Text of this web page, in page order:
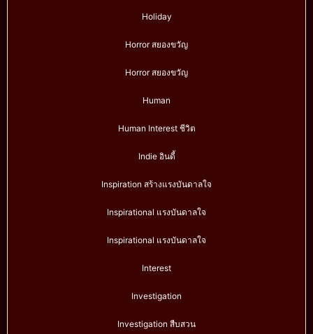
Holiday
Horror สยองขวัญ
Horror สยองขวัญ
Human
Human Interest ชีวิต
Indie อินดี้
Inspiration สร้างแรงบันดาลใจ
Inspirational แรงบันดาลใจ
Inspirational แรงบันดาลใจ
Interest
Investigation
Investigation สืบสวน